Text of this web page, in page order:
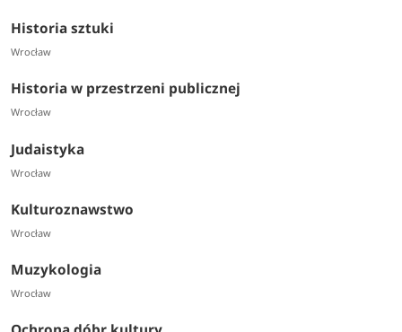
Historia sztuki
Wrocław
Historia w przestrzeni publicznej
Wrocław
Judaistyka
Wrocław
Kulturoznawstwo
Wrocław
Muzykologia
Wrocław